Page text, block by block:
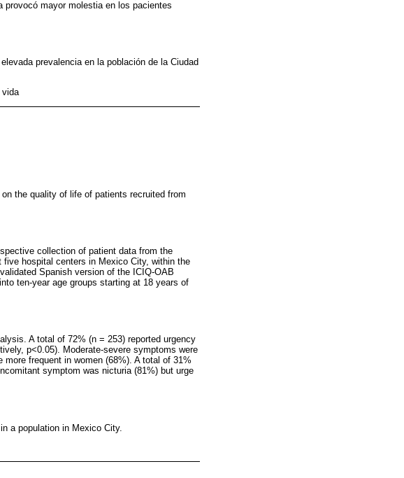
provocó mayor molestia en los pacientes
prevalencia en la población de la Ciudad
vida
the quality of life of patients recruited from
collection of patient data from the
hospital centers in Mexico City, within the
Spanish version of the ICIQ-OAB
ten-year age groups starting at 18 years of
A total of 72% (n = 253) reported urgency
p<0.05). Moderate-severe symptoms were
frequent in women (68%). A total of 31%
symptom was nicturia (81%) but urge
a population in Mexico City.